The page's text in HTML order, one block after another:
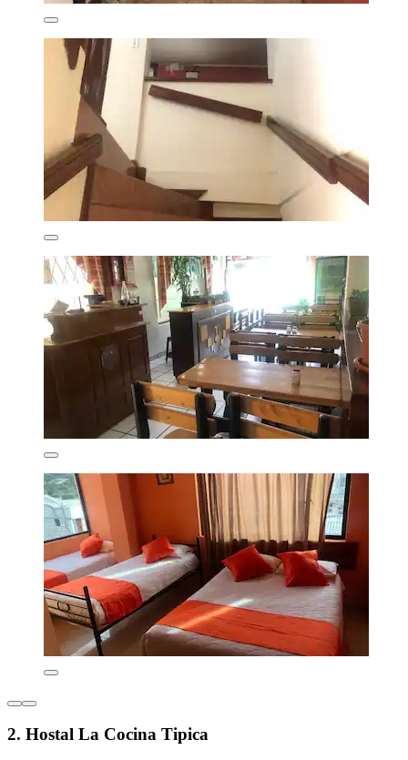
2. Hostal La Cocina Tipica